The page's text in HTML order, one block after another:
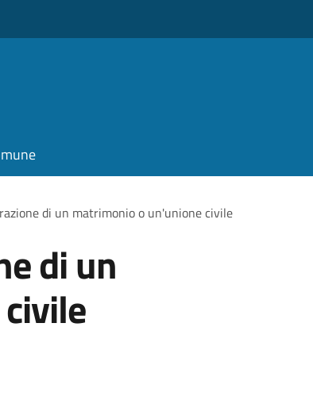
di un matrimonio o un'unione civile
di un